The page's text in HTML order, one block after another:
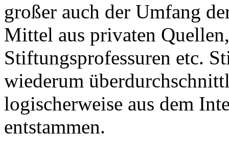
großer auch der Umfang
Mittel aus privaten
Stiftungsprofessuren etc.
wiederum
logischerweise aus dem
entstammen.